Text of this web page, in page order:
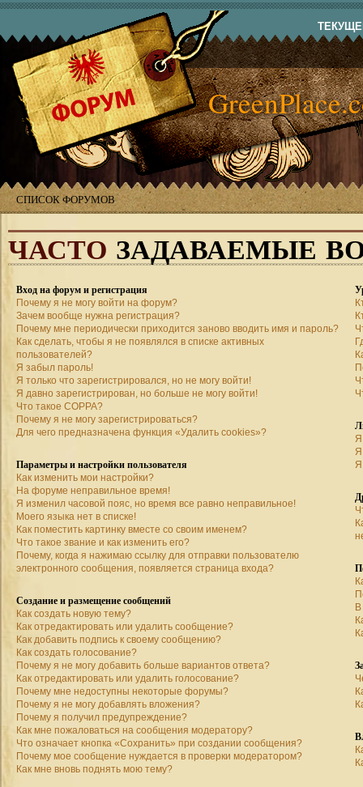
СПИСОК ФОРУМОВ
ЧАСТО ЗАДАВАЕМЫЕ
Вход на форум и регистрация
Почему я не могу войти на форум?
Зачем вообще нужна регистрация?
Почему мне периодически приходится заново вводить имя и пароль?
Как сделать, чтобы я не появлялся в списке активных
пользователей?
Я забыл пароль!
Я только что зарегистрировался, но не могу войти!
Я давно зарегистрирован, но больше не могу войти!
Что такое COPPA?
Почему я не могу зарегистрироваться?
Для чего предназначена функция «Удалить cookies»?
Параметры и настройки пользователя
Как изменить мои настройки?
На форуме неправильное время!
Я изменил часовой пояс, но время все равно неправильное!
Моего языка нет в списке!
Как поместить картинку вместе со своим именем?
Что такое звание и как изменить его?
Почему, когда я нажимаю ссылку для отправки пользователю
электронного сообщения, появляется страница входа?
Создание и размещение сообщений
Как создать новую тему?
Как отредактировать или удалить сообщение?
Как добавить подпись к своему сообщению?
Как создать голосование?
Почему я не могу добавить больше вариантов ответа?
Как отредактировать или удалить голосование?
Почему мне недоступны некоторые форумы?
Почему я не могу добавлять вложения?
Почему я получил предупреждение?
Как мне пожаловаться на сообщения модератору?
Что означает кнопка «Сохранить» при создании сообщения?
Почему мое сообщение нуждается в проверки модератором?
Как мне вновь поднять мою тему?
Я
Я
Я